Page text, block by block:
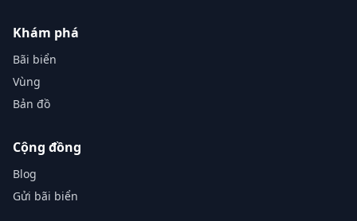
Khám phá
Bãi biển
Vùng
Bản đồ
Cộng đồng
Blog
Gửi bãi biển